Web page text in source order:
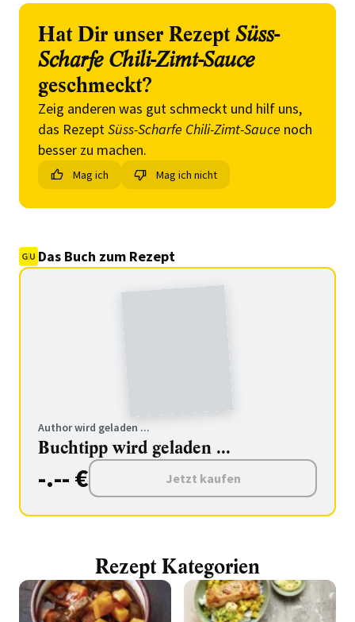
Hat Dir unser Rezept Süss-
Scharfe Chili-Zimt-Sauce
geschmeckt?
Zeig anderen was gut schmeckt und hilf uns,
das RezeptSüss-Scharfe Chili-Zimt-Sauce noch
besser zu machen.
Mag ich Mag ich nicht
Das Buch zum Rezept
Author wird geladen ...
Buchtipp wird geladen ...
-.-- € Jetzt kaufen
Rezept Kategorien